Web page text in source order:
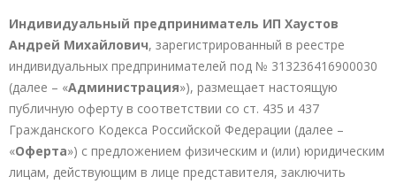
Индивидуальный предприниматель ИП Хаустов
Андрей Михайлович, зарегистрированный в реестре
индивидуальных предпринимателей под № 313236416900030
(далее – «Администрация»), размещает настоящую
публичную оферту в соответствии со ст. 435 и 437
Гражданского Кодекса Российской Федерации (далее –
«Оферта») с предложением физическим и (или) юридическим
лицам, действующим в лице представителя, заключить